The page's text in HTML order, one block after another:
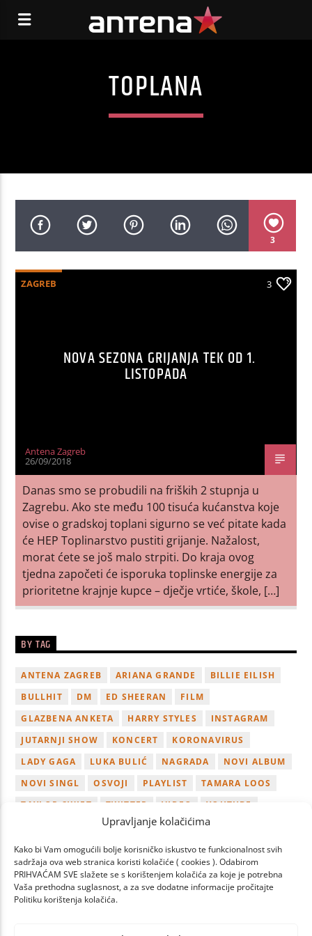
Upravljanje kolačićima
Kako bi Vam omogućili bolje korisničko iskustvo te funkcionalnost svih
sadržaja ova web stranica koristi kolačiće ( cookies ). Odabirom
PRIHVAĆAM SVE slažete se s korištenjem kolačića za koje je potrebna
Vaša prethodna suglasnost, a za sve dodatne informacije pročitajte
Politiku korištenja kolačića.
TOPLANA
3
ZAGREB 3
NOVA SEZONA GRIJANJA TEK OD 1.
LISTOPADA
Antena Zagreb
26/09/2018
Danas smo se probudili na friških 2 stupnja u
Zagrebu. Ako ste među 100 tisuća kućanstva koje
ovise o gradskoj toplani sigurno se već pitate kada
će HEP Toplinarstvo pustiti grijanje. Nažalost,
morat ćete se još malo strpiti. Do kraja ovog
tjedna započeti će isporuka toplinske energije za
prioritetne krajnje kupce – dječje vrtiće, škole, […]
BY TAG
ANTENA ZAGREB ARIANA GRANDE
BILLIE EILISH
BULLHIT
DM ED SHEERAN
FILM
GLAZBENA ANKETA
HARRY STYLES
INSTAGRAM
JUTARNJI SHOW
KONCERT
KORONAVIRUS
LADY GAGA
LUKA BULIĆ NAGRADA
NOVI ALBUM
NOVI SINGL
OSVOJI PLAYLIST
TAMARA LOOS
TAYLOR SWIFT
TWITTER VIDEO
YOUTUBE